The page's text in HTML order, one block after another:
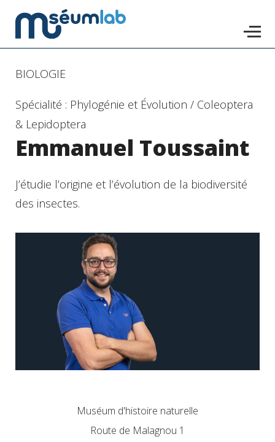
Accéder
contenu
principal
BIOLOGIE
Spécialité : Phylogénie et Évolution / Coleoptera
& Lepidoptera
Emmanuel Toussaint
J’étudie l’origine et l’évolution de la biodiversité
des insectes.
Muséum d'histoire naturelle
Route de Malagnou 1